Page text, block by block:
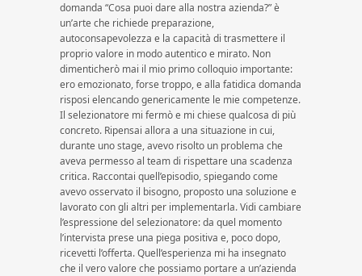
domanda “Cosa puoi dare alla nostra azienda?” è
un’arte che richiede preparazione,
autoconsapevolezza e la capacità di trasmettere il
proprio valore in modo autentico e mirato. Non
dimenticherò mai il mio primo colloquio importante:
ero emozionato, forse troppo, e alla fatidica domanda
risposi elencando genericamente le mie competenze.
Il selezionatore mi fermò e mi chiese qualcosa di più
concreto. Ripensai allora a una situazione in cui,
durante uno stage, avevo risolto un problema che
aveva permesso al team di rispettare una scadenza
critica. Raccontai quell’episodio, spiegando come
avevo osservato il bisogno, proposto una soluzione e
lavorato con gli altri per implementarla. Vidi cambiare
l’espressione del selezionatore: da quel momento
l’intervista prese una piega positiva e, poco dopo,
ricevetti l’offerta. Quell’esperienza mi ha insegnato
che il vero valore che possiamo portare a un’azienda